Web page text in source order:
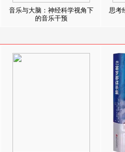
音乐与大脑：神经科学视角下
的音乐干预
思考